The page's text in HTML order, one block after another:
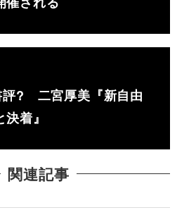
? 二宮厚美『新自由
着』
関連記事